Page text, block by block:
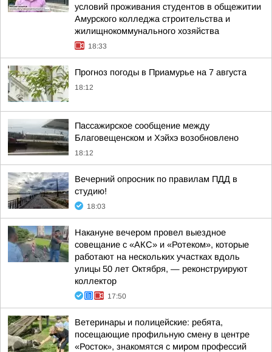
условий проживания студентов в общежитии
Амурского колледжа строительства и
жилищнокоммунального хозяйства
18:33
Прогноз погоды в Приамурье на 7 августа
18:12
Пассажирское сообщение между
Благовещенском и Хэйхэ возобновлено
18:12
Вечерний опросник по правилам ПДД в
студию!
18:03
Накануне вечером провел выездное
совещание с «АКС» и «Ротеком», которые
работают на нескольких участках вдоль
улицы 50 лет Октября, — реконструируют
коллектор
17:50
Ветеринары и полицейские: ребята,
посещающие профильную смену в центре
«Росток», знакомятся с миром профессий